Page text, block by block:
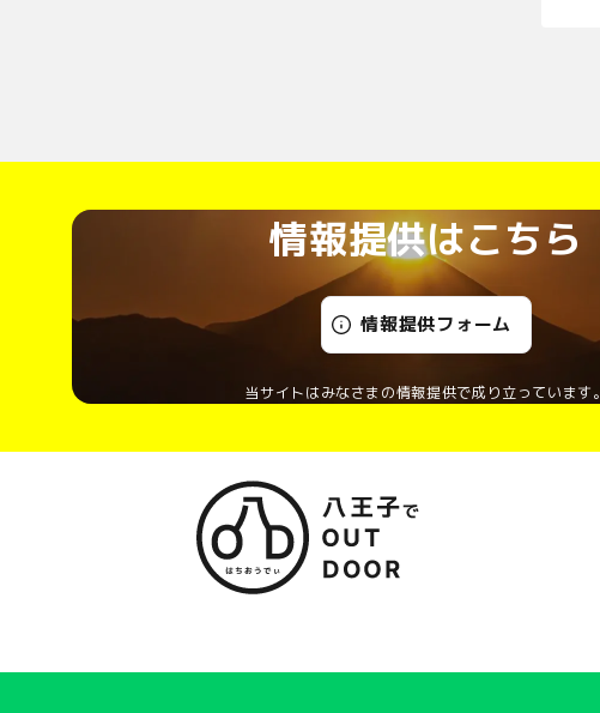
情報提供はこちら
情報提供フォーム
当サイトはみなさまの情報提供で成り立っています。